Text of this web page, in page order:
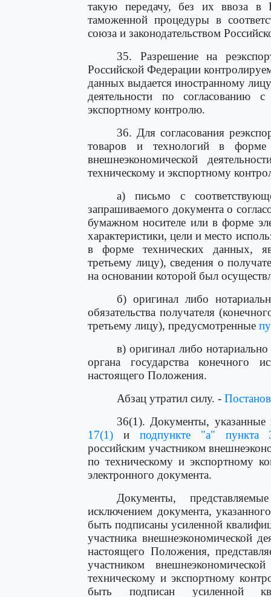
такую передачу, без их ввоза в
таможенной процедуры в
союза и законодательством
35. Разрешение на
Российской Федерации
данных выдается иностранному
деятельности по согласованию
экспортному контролю.
36. Для согласования
товаров и технологий в форме
внешнеэкономической
техническому и экспортному
а) письмо с
запрашиваемого документа о
бумажном носителе или в форме
характеристики, цели и место
в форме технических данных,
третьему лицу), сведения о
на основании которой был
б) оригинал либо
обязательства получателя
третьему лицу), предусмотренные
в) оригинал либо
органа государства конечного
настоящего Положения.
Абзац утратил силу. -
36(1). Документы,
17(1) и подпункте "а" пункта
российским участником
по техническому и экспортному
электронного документа.
Документы,
исключением документа,
быть подписаны усиленной
участника внешнеэкономической
настоящего Положения,
участником
техническому и экспортному
быть подписан усиленной